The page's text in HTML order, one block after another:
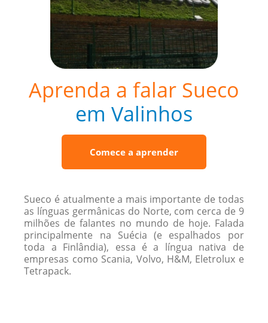
Aprenda a falar Sueco
em Valinhos
Comece a aprender
Sueco é atualmente a mais importante de todas
as línguas germânicas do Norte, com cerca de 9
milhões de falantes no mundo de hoje. Falada
principalmente na Suécia (e espalhados por
toda a Finlândia), essa é a língua nativa de
empresas como Scania, Volvo, H&M, Eletrolux e
Tetrapack.